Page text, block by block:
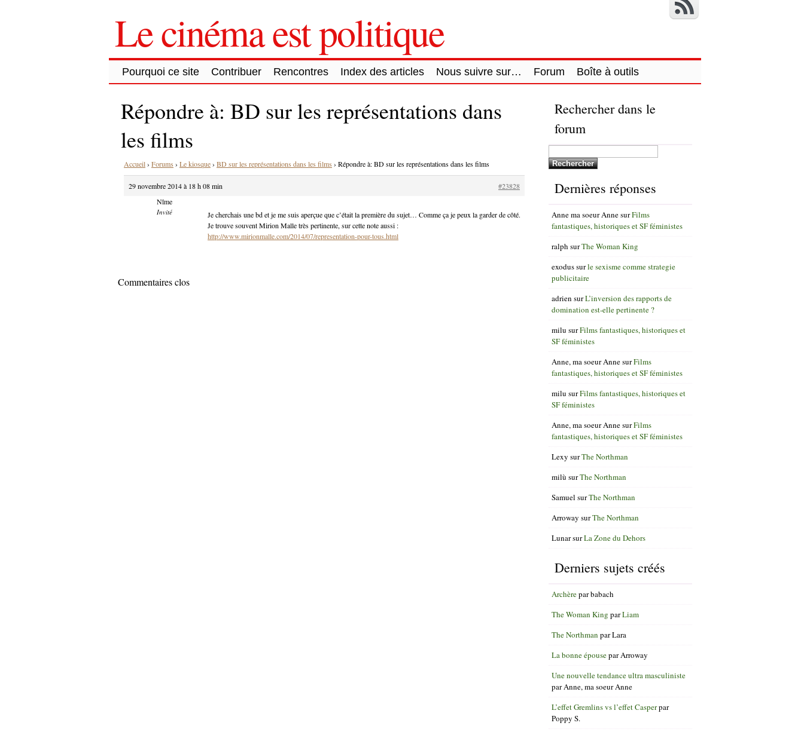
Le cinéma est politique
Pourquoi ce site Contribuer Rencontres Index des articles Nous suivre sur… Forum Boîte à outils
Répondre à: BD sur les représentations dans
les films
Accueil› Forums › Le kiosque› BD sur les représentations dans les films › Répondre à: BD sur les représentations dans les films
29 novembre 2014 à 18 h 08 min
#23828
Nîme
Invité
Je cherchais une bd et je me suis aperçue que c’était la première du sujet… Comme ça je peux la garder de côté.
Je trouve souvent Mirion Malle très pertinente, sur cette note aussi :
http://www.mirionmalle.com/2014/07/representation-pour-tous.html
Commentaires clos
Rechercher dans le
forum
Dernières réponses
Anne ma soeur AnnesurFilms
fantastiques, historiques et SF féministes
ralph surThe Woman King
exodussurle sexisme comme strategie
publicitaire
adrien surL’inversion des rapports de
domination est-elle pertinente ?
milu surFilms fantastiques, historiques et
SF féministes
Anne, ma soeur AnnesurFilms
fantastiques, historiques et SF féministes
milu surFilms fantastiques, historiques et
SF féministes
Anne, ma soeur AnnesurFilms
fantastiques, historiques et SF féministes
Lexy surThe Northman
milù surThe Northman
Samuel surThe Northman
Arroway surThe Northman
LunarsurLa Zone du Dehors
Derniers sujets créés
Archèreparbabach
The Woman King parLiam
The Northman parLara
La bonne épouseparArroway
Une nouvelle tendance ultra masculiniste
parAnne, ma soeur Anne
L’effet Gremlins vs l’effet Casperpar
Poppy S.